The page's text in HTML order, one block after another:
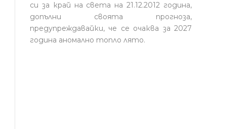
си за край на света на 21.12.2012 година,
допълни своята прогноза,
предупреждавайки, че се очаква за 2027
година аномално топло лято.